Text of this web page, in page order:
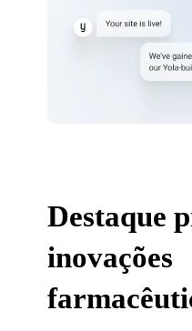
Destaque
inovações